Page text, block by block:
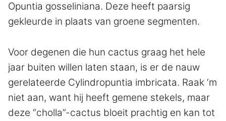
Opuntia gosseliniana. Deze heeft paarsig
gekleurde in plaats van groene segmenten.
Voor degenen die hun cactus graag het hele
jaar buiten willen laten staan, is er de nauw
gerelateerde Cylindropuntia imbricata. Raak ‘m
niet aan, want hij heeft gemene stekels, maar
deze “cholla”-cactus bloeit prachtig en kan tot